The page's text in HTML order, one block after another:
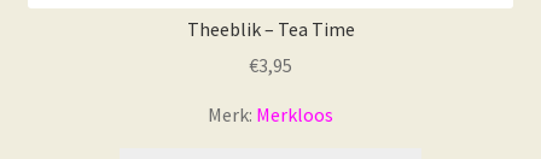
Theeblik – Tea Time
€3,95
Merk: Merkloos